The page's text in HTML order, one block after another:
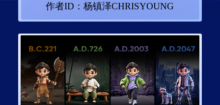
作者ID：杨镇泽CHRISYOUNG